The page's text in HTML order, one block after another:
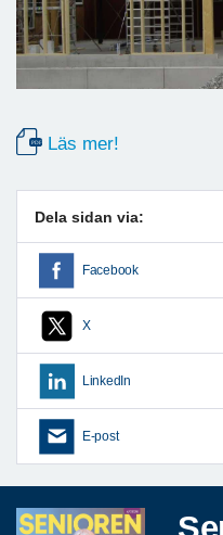
Läs mer!
Dela sidan via:
Facebook
X
LinkedIn
E-post